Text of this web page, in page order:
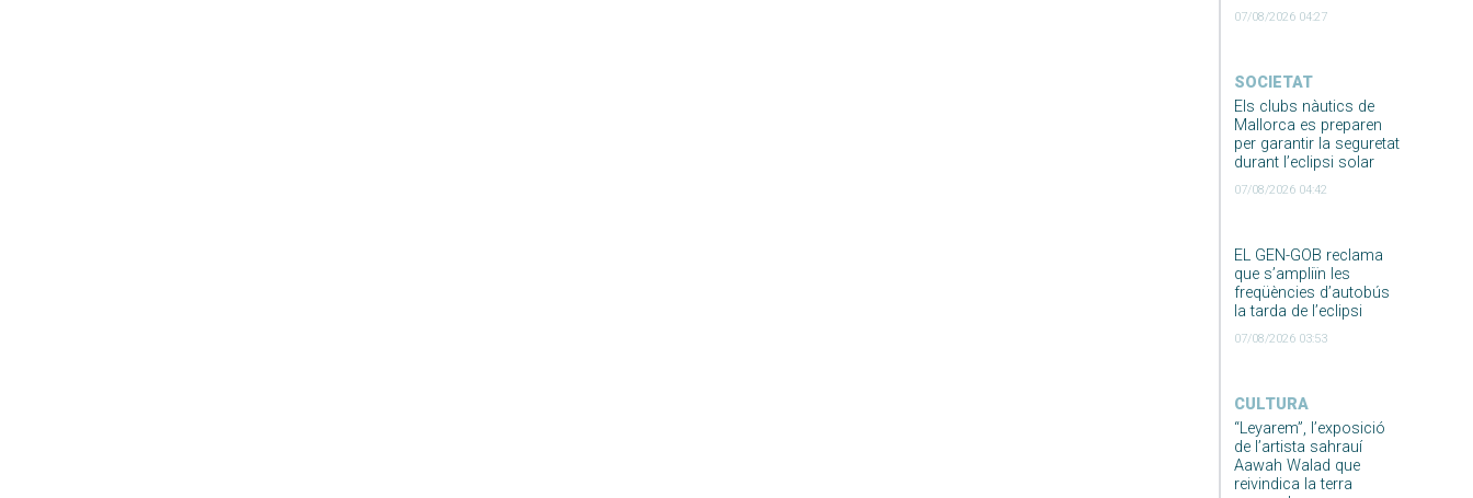
07/08/2026 04:27
SOCIETAT
Els clubs nàutics de
Mallorca es preparen
per garantir la seguretat
durant l’eclipsi solar
07/08/2026 04:42
EL GEN-GOB reclama
que s’ampliïn les
freqüències d’autobús
la tarda de l’eclipsi
07/08/2026 03:53
CULTURA
“Leyarem”, l’exposició
de l’artista sahrauí
Aawah Walad que
reivindica la terra